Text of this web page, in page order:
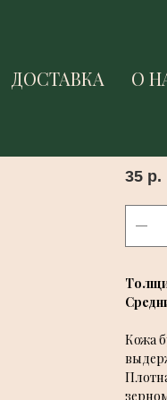
ДОСТАВКА О
35 р.
Кожа
ДОСТАВКА О